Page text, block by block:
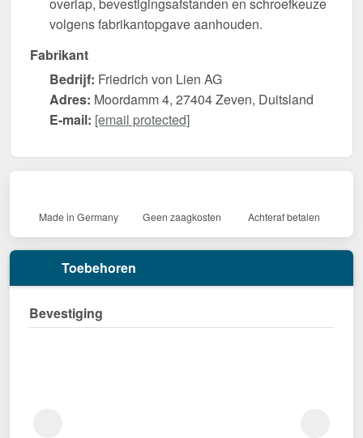
volgens fabrikantopgave aanhouden.
Fabrikant
Bedrijf: Friedrich von Lien AG
Adres: Moordamm 4, 27404 Zeven, Duitsland
E-mail: [email protected]
Made in Germany Geen zaagkosten Achteraf betalen
Toebehoren
Bevestiging